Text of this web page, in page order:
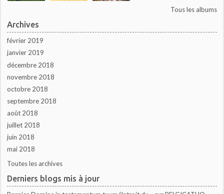
Tous les albums
Archives
février 2019
janvier 2019
décembre 2018
novembre 2018
octobre 2018
septembre 2018
août 2018
juillet 2018
juin 2018
mai 2018
Toutes les archives
Derniers blogs mis à jour